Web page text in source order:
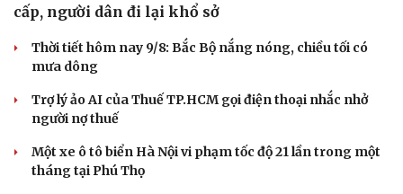
cấp, người dân đi lại khổ sở
Thời tiết hôm nay 9/8: Bắc Bộ nắng nóng, chiều tối có
mưa dông
Trợ lý ảo AI của Thuế TP.HCM gọi điện thoại nhắc nhở
người nợ thuế
Một xe ô tô biển Hà Nội vi phạm tốc độ 21 lần trong một
tháng tại Phú Thọ